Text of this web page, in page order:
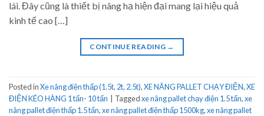
lái. Đây cũng là thiết bị nâng hạ hiện đại mang lại hiệu quả
kinh tế cao […]
CONTINUE READING →
Posted inXe nâng điện thấp (1.5t, 2t, 2.5t),XE NÂNG PALLET CHẠY ĐIỆN,XE
ĐIỆN KÉO HÀNG 1 tấn- 10 tấn
Taggedxe nâng pallet chạy điện 1.5 tấn,xe
nâng pallet điện thấp 1.5 tấn,xe nâng pallet điện thấp 1500kg,xe nâng pallet